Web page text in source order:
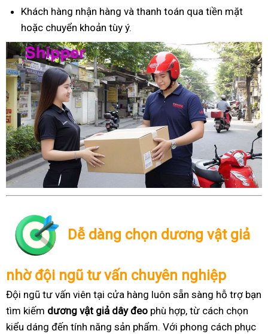
Khách hàng nhận hàng và thanh toán qua tiền mặt
hoặc chuyển khoản tùy ý.
Dễ dàng chọn dương vật giả
nhờ đội ngũ tư vấn chuyên nghiệp
Đội ngũ tư vấn viên tại cửa hàng luôn sẵn sàng hỗ trợ bạn
tìm kiếm dương vật giả dây đeo phù hợp, từ cách chọn
kiểu dáng đến tính năng sản phẩm. Với phong cách phục